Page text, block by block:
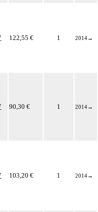
122,55 € 1 2014→
90,30 € 1 2014→
103,20 € 1 2014→